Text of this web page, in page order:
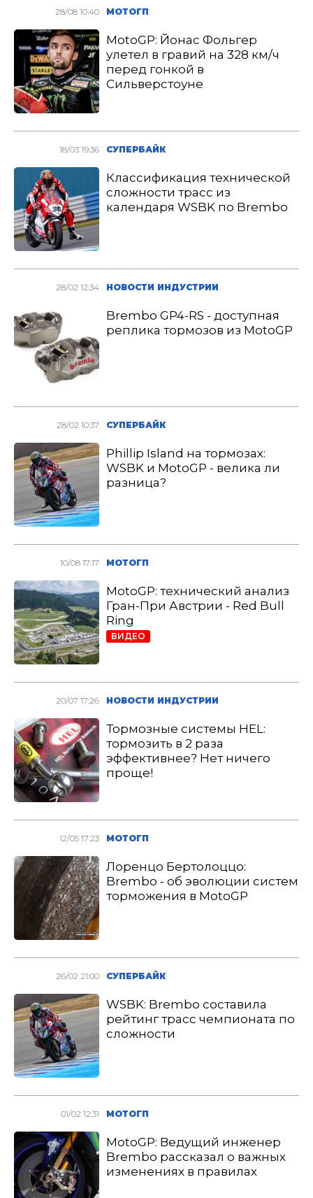
28/08 10:40 МОТОГП
MotoGP: Йонас Фольгер
улетел в гравий на 328 км/ч
перед гонкой в
Сильверстоуне
18/03 19:36 СУПЕРБАЙК
Классификация технической
сложности трасс из
календаря WSBK по Brembo
28/02 12:34 НОВОСТИ ИНДУСТРИИ
Brembo GP4-RS - доступная
реплика тормозов из MotoGP
28/02 10:37 СУПЕРБАЙК
Phillip Island на тормозах:
WSBK и MotoGP - велика ли
разница?
10/08 17:17 МОТОГП
MotoGP: технический анализ
Гран-При Австрии - Red Bull
Ring
ВИДЕО
20/07 17:26 НОВОСТИ ИНДУСТРИИ
Тормозные системы HEL:
тормозить в 2 раза
эффективнее? Нет ничего
проще!
12/05 17:23 МОТОГП
Лоренцо Бертолоццо:
Brembo - об эволюции систем
торможения в MotoGP
26/02 21:00 СУПЕРБАЙК
WSBK: Brembo составила
рейтинг трасс чемпионата по
сложности
01/02 12:31 МОТОГП
MotoGP: Ведущий инженер
Brembo рассказал о важных
изменениях в правилах